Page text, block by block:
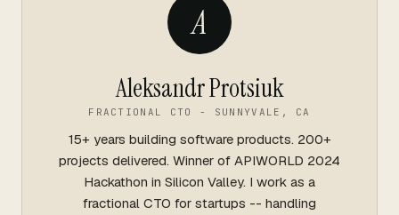
A
Aleksandr Protsiuk
FRACTIONAL CTO - SUNNYVALE, CA
15+ years building software products. 200+
projects delivered. Winner of APIWORLD 2024
Hackathon in Silicon Valley. I work as a
fractional CTO for startups -- handling